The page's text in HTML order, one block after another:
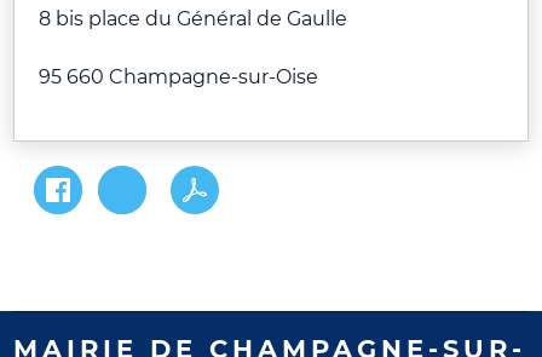
8 bis place du Général de Gaulle
95 660 Champagne-sur-Oise
MAIRIE DE CHAMPAGNE-SUR-